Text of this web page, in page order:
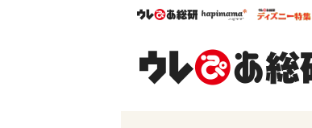
ウレぴあ総研ハピママ*